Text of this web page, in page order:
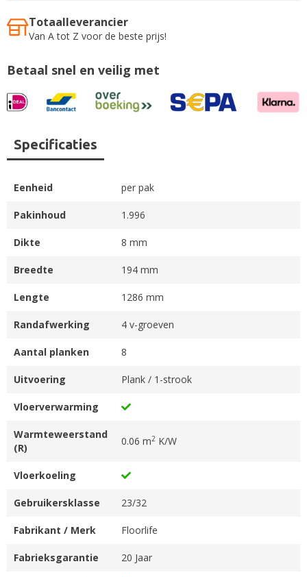
Totaalleverancier
Van A tot Z voor de beste prijs!
Betaal snel en veilig met
Specificaties
Eenheid per pak
Pakinhoud 1.996
Dikte 8 mm
Breedte 194 mm
Lengte 1286 mm
Randafwerking 4 v-groeven
Aantal planken 8
Uitvoering Plank / 1-strook
Vloerverwarming
Warmteweerstand
(R)
0.06 m2 K/W
Vloerkoeling
Gebruikersklasse 23/32
Fabrikant / Merk Floorlife
Fabrieksgarantie 20 Jaar